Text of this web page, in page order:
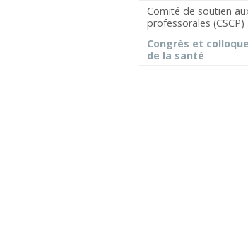
Comité de soutien
professorales (CSCP)
Congrès et
de la santé